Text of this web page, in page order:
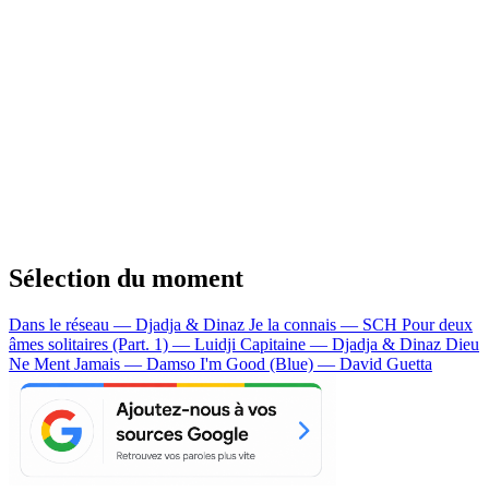
Sélection du moment
Dans le réseau — Djadja & Dinaz Je la connais — SCH Pour deux
âmes solitaires (Part. 1) — Luidji Capitaine — Djadja & Dinaz Dieu
Ne Ment Jamais — Damso I'm Good (Blue) — David Guetta